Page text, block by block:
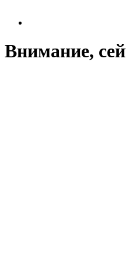
Внимание,